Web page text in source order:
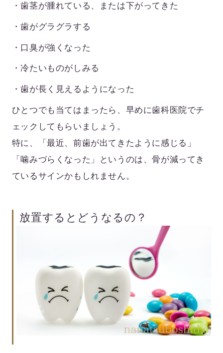
・歯茎が腫れている、または下がってきた
・歯がグラグラする
・口臭が強くなった
・冷たいものがしみる
・歯が長く見えるようになった
ひとつでも当てはまったら、早めに歯科医院でチ
ェックしてもらいましょう。
特に、「最近、前歯が出てきたように感じる」
「噛みづらくなった」というのは、骨が減ってき
ているサインかもしれません。
放置するとどうなるの？